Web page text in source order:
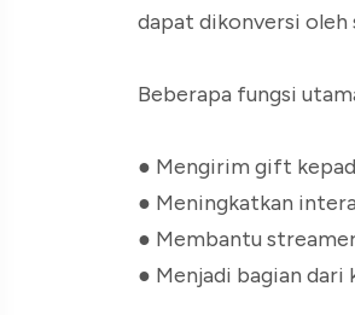
dapat dikonversi oleh
Beberapa fungsi
● Mengirim gift
● Meningkatkan
● Membantu
● Menjadi bagian